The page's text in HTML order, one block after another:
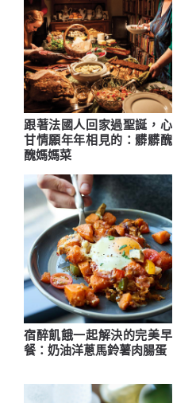
跟著法國人回家過聖誕，心
甘情願年年相見的：髒髒醜
醜媽媽菜
宿醉飢餓一起解決的完美早
餐：奶油洋蔥馬鈴薯肉腸蛋